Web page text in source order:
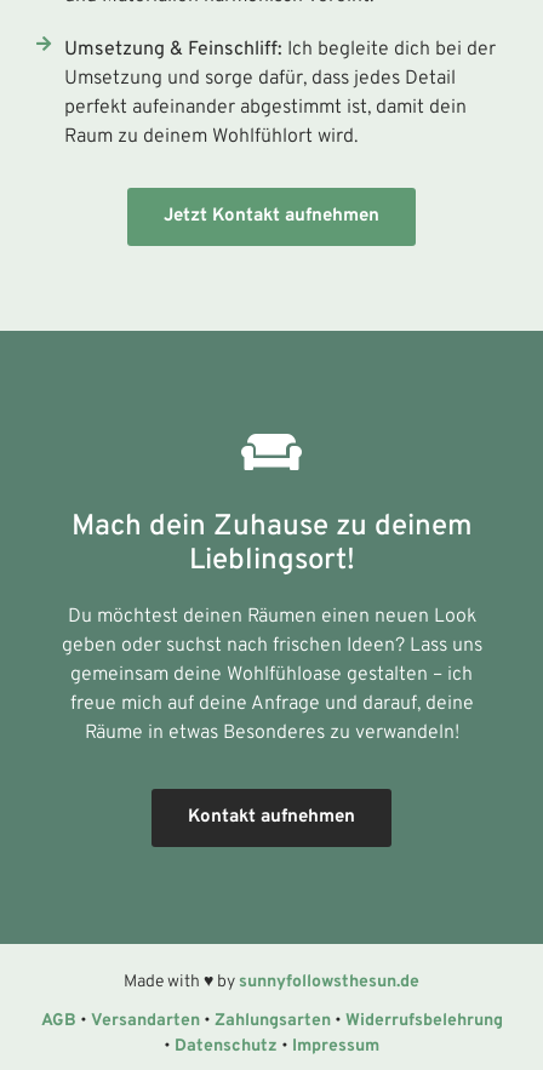
Umsetzung & Feinschliff: Ich begleite dich bei der
Umsetzung und sorge dafür, dass jedes Detail
perfekt aufeinander abgestimmt ist, damit dein
Raum zu deinem Wohlfühlort wird.
Jetzt Kontakt aufnehmen
Mach dein Zuhause zu deinem
Lieblingsort!
Du möchtest deinen Räumen einen neuen Look
geben oder suchst nach frischen Ideen? Lass uns
gemeinsam deine Wohlfühloase gestalten – ich
freue mich auf deine Anfrage und darauf, deine
Räume in etwas Besonderes zu verwandeln!
Kontakt aufnehmen
Made with ♥ by sunnyfollowsthesun.de
AGB • Versandarten• Zahlungsarten• Widerrufsbelehrung
• Datenschutz • Impressum